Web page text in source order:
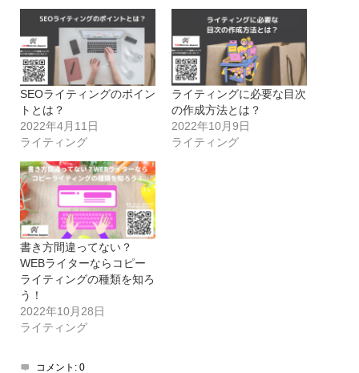
SEOライティングのポイン
トとは？
2022年4月11日
ライティング
ライティングに必要な目次
の作成方法とは？
2022年10月9日
ライティング
書き方間違ってない？
WEBライターならコピー
ライティングの種類を知ろ
う！
2022年10月28日
ライティング
コメント: 0